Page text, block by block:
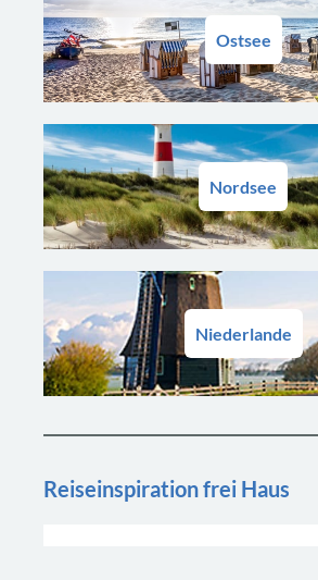
Ostsee
Nordsee
Niederlande
Reiseinspiration frei Haus